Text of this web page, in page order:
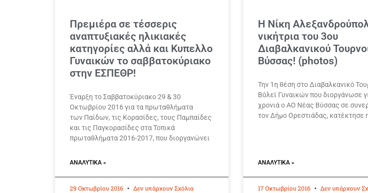
Πρεμιέρα σε τέσσερις
αναπτυξιακές ηλικιακές
κατηγορίες αλλά και Κυπελλο
Γυναικών το σαββατοκύριακο
στην ΕΣΠΕΘΡ!
Έναρξη το Σαββατοκύριακο 29 & 30
Οκτωβρίου 2016 για τα πρωταθλήματα
των Παίδων, τις Κορασίδες, τους Παμπαίδες
και τις Παγκορασίδες στα Τοπικά
πρωταθλήματα 2016-2017, που διοργανώνει
ΑΝΑΛΥΤΙΚΆ »
29 Οκτωβρίου 2016 Δεν υπάρχουν Σχόλια
Η Νίκη
νικήτρια του 3ου
Διαβαλκανικού
Βύσσας! (photos)
Την 1η θέση στο Διαβαλκανικό
Βόλεϊ Γυναικών που διοργάνωσε
χρονιά ο ΑΟ Νέας Βύσσας σε
τον Δήμο Ορεστιάδας, κατέκτησε
ΑΝΑΛΥΤΙΚΆ »
17 Οκτωβρίου 2016 Δεν υπάρχουν